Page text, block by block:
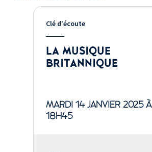
Clé d'écoute
LA MUSIQUE
BRITANNIQUE
MARDI 14 JANVIER 2025 À
18H45